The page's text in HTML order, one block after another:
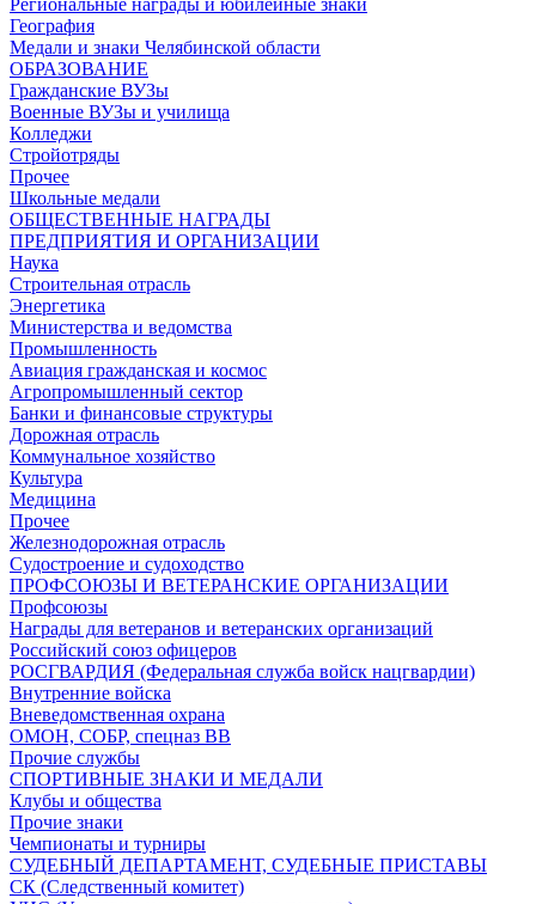
Региональные награды и юбилейные знаки
География
Медали и знаки Челябинской области
ОБРАЗОВАНИЕ
Гражданские ВУЗы
Военные ВУЗы и училища
Колледжи
Стройотряды
Прочее
Школьные медали
ОБЩЕСТВЕННЫЕ НАГРАДЫ
ПРЕДПРИЯТИЯ И ОРГАНИЗАЦИИ
Наука
Строительная отрасль
Энергетика
Министерства и ведомства
Промышленность
Авиация гражданская и космос
Агропромышленный сектор
Банки и финансовые структуры
Дорожная отрасль
Коммунальное хозяйство
Культура
Медицина
Прочее
Железнодорожная отрасль
Судостроение и судоходство
ПРОФСОЮЗЫ И ВЕТЕРАНСКИЕ ОРГАНИЗАЦИИ
Профсоюзы
Награды для ветеранов и ветеранских организаций
Российский союз офицеров
РОСГВАРДИЯ (Федеральная служба войск нацгвардии)
Внутренние войска
Вневедомственная охрана
ОМОН, СОБР, спецназ ВВ
Прочие службы
СПОРТИВНЫЕ ЗНАКИ И МЕДАЛИ
Клубы и общества
Прочие знаки
Чемпионаты и турниры
СУДЕБНЫЙ ДЕПАРТАМЕНТ, СУДЕБНЫЕ ПРИСТАВЫ
СК (Следственный комитет)